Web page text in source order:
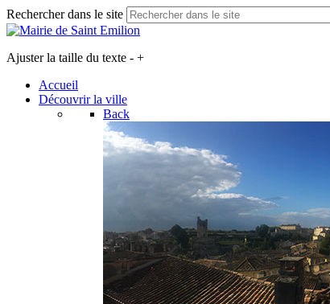
Rechercher dans le site
Ajuster la taille du texte - +
Accueil
Découvrir la ville
Back